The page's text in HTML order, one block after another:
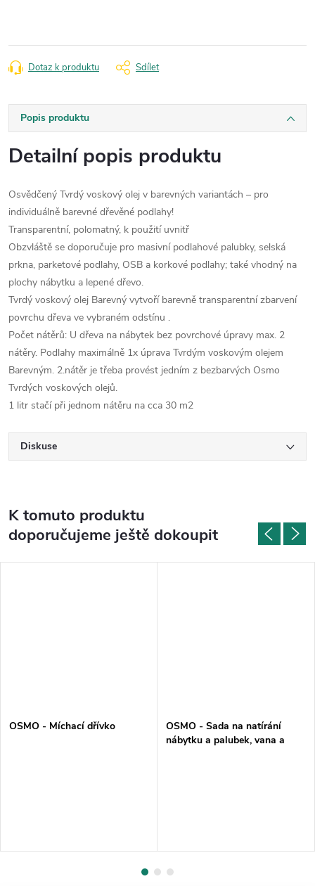
Dotaz k produktu Sdílet
Popis produktu
Detailní popis produktu
Osvědčený Tvrdý voskový olej v barevných variantách – pro
individuálně barevné dřevěné podlahy!
Transparentní, polomatný, k použití uvnitř
Obzvláště se doporučuje pro masivní podlahové palubky, selská
prkna, parketové podlahy, OSB a korkové podlahy; také vhodný na
plochy nábytku a lepené dřevo.
Tvrdý voskový olej Barevný vytvoří barevně transparentní zbarvení
povrchu dřeva ve vybraném odstínu .
Počet nátěrů: U dřeva na nábytek bez povrchové úpravy max. 2
nátěry. Podlahy maximálně 1x úprava Tvrdým voskovým olejem
Barevným. 2.nátěr je třeba provést jedním z bezbarvých Osmo
Tvrdých voskových olejů.
1 litr stačí při jednom nátěru na cca 30 m2
Diskuse
K tomuto produktu
doporučujeme ještě dokoupit
OSMO - Míchací dřívko
OSMO - Sada na natírání
nábytku a palubek, vana a